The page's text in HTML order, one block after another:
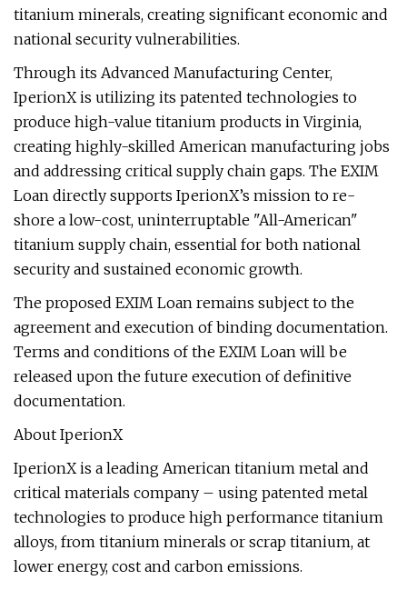
titanium minerals, creating significant economic and
national security vulnerabilities.
Through its Advanced Manufacturing Center,
IperionX is utilizing its patented technologies to
produce high-value titanium products in Virginia,
creating highly-skilled American manufacturing jobs
and addressing critical supply chain gaps. The EXIM
Loan directly supports IperionX’s mission to re-
shore a low-cost, uninterruptable "All-American"
titanium supply chain, essential for both national
security and sustained economic growth.
The proposed EXIM Loan remains subject to the
agreement and execution of binding documentation.
Terms and conditions of the EXIM Loan will be
released upon the future execution of definitive
documentation.
About IperionX
IperionX is a leading American titanium metal and
critical materials company – using patented metal
technologies to produce high performance titanium
alloys, from titanium minerals or scrap titanium, at
lower energy, cost and carbon emissions.